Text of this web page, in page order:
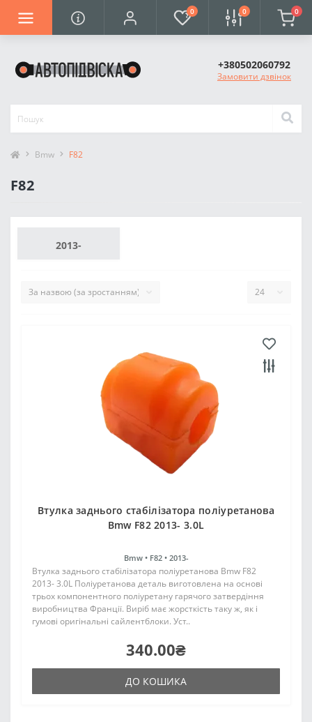
0 0 0
+380502060792
Замовити дзвінок
Bmw F82
F82
2013-
Втулка заднього стабілізатора поліуретанова
Bmw F82 2013- 3.0L
Bmw • F82 • 2013-
Втулка заднього стабілізатора поліуретанова Bmw F82
2013- 3.0L Поліуретанова деталь виготовлена на основі
трьох компонентного поліуретану гарячого затвердіння
виробництва Франції. Виріб має жорсткість таку ж, як і
гумові оригінальні сайлентблоки. Уст..
340.00₴
ДО КОШИКА